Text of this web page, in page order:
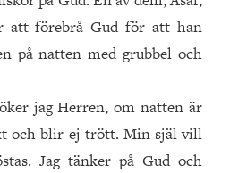
att förebrå Gud för att han
på natten med grubbel och
jag Herren, om natten är
och blir ej trött. Min själ vill
Jag tänker på Gud och